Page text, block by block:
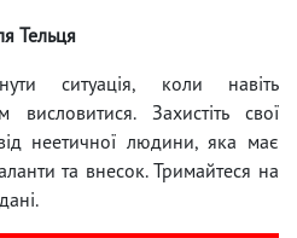
Тельця
ситуація, коли навіть
висловитися. Захистіть свої
неетичної людини, яка має
та внесок. Тримайтеся на